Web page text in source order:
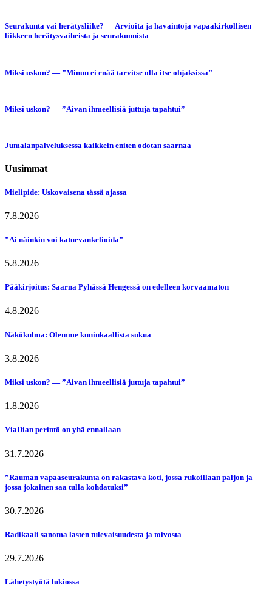
Seurakunta vai herätysliike? — Arvioita ja havaintoja vapaakirkollisen
liikkeen herätysvaiheista ja seurakunnista
Miksi uskon? — ”Minun ei enää tarvitse olla itse ohjaksissa”
Miksi uskon? — ”Aivan ihmeellisiä juttuja tapahtui”
Jumalanpalveluksessa kaikkein eniten odotan saarnaa
Uusimmat
Mielipide: Uskovaisena tässä ajassa
7.8.2026
”Ai näinkin voi katuevankelioida”
5.8.2026
Pääkirjoitus: Saarna Pyhässä Hengessä on edelleen korvaamaton
4.8.2026
Näkökulma: Olemme kuninkaallista sukua
3.8.2026
Miksi uskon? — ”Aivan ihmeellisiä juttuja tapahtui”
1.8.2026
ViaDian perintö on yhä ennallaan
31.7.2026
”Rauman vapaaseurakunta on rakastava koti, jossa rukoillaan paljon ja
jossa jokainen saa tulla kohdatuksi”
30.7.2026
Radikaali sanoma lasten tulevaisuudesta ja toivosta
29.7.2026
Lähetystyötä lukiossa